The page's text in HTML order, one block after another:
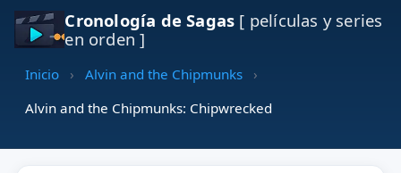
Cronología de Sagas [ películas y series
en orden ]
Inicio › Alvin and the Chipmunks
›
Alvin and the Chipmunks: Chipwrecked